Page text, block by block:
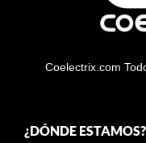
Coelectrix.com
¿DÓNDE ESTAMOS?